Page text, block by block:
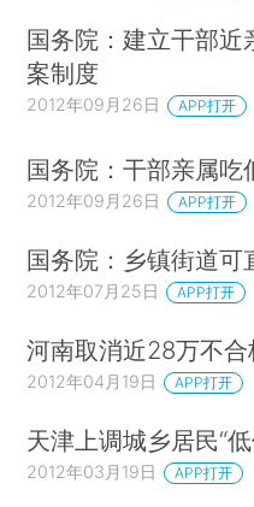
国务院：建立干部近
案制度
2012年09月26日 APP打开
国务院：干部亲属吃
2012年09月26日 APP打开
国务院：乡镇街道可
2012年07月25日 APP打开
河南取消近28万不
2012年04月19日 APP打开
天津上调城乡居民“
2012年03月19日 APP打开